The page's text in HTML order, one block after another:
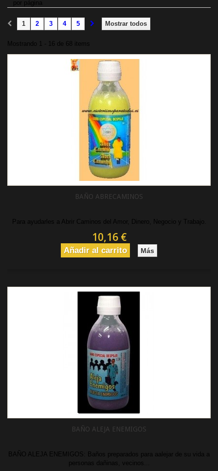
por página
Mostrar todos
1 2 3 4 5
Mostrando 1 - 16 de 68 items
BAÑO ABRECAMINOS
Para ayudarles a Abrir Caminos del Amor, Dinero, Negocio y Trabajo.
10,16 €
Añadir al carrito Más
BAÑO ALEJA ENEMIGOS
BAÑO ALEJA ENEMIGOS: Baños preparados para aalejar de su vida a
personas dañinas, vecinos...